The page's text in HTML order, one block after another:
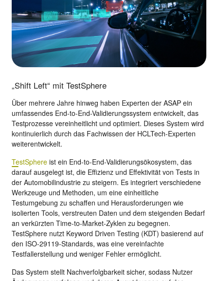
„Shift Left“ mit TestSphere
Über mehrere Jahre hinweg haben Experten der ASAP ein
umfassendes End-to-End-Validierungssystem entwickelt, das
Testprozesse vereinheitlicht und optimiert. Dieses System wird
kontinuierlich durch das Fachwissen der HCLTech-Experten
weiterentwickelt.
TestSphere ist ein End-to-End-Validierungsökosystem, das
darauf ausgelegt ist, die Effizienz und Effektivität von Tests in
der Automobilindustrie zu steigern. Es integriert verschiedene
Werkzeuge und Methoden, um eine einheitliche
Testumgebung zu schaffen und Herausforderungen wie
isolierten Tools, verstreuten Daten und dem steigenden Bedarf
an verkürzten Time-to-Market-Zyklen zu begegnen.
TestSphere nutzt Keyword Driven Testing (KDT) basierend auf
den ISO-29119-Standards, was eine vereinfachte
Testfallerstellung und weniger Fehler ermöglicht.
Das System stellt Nachverfolgbarkeit sicher, sodass Nutzer